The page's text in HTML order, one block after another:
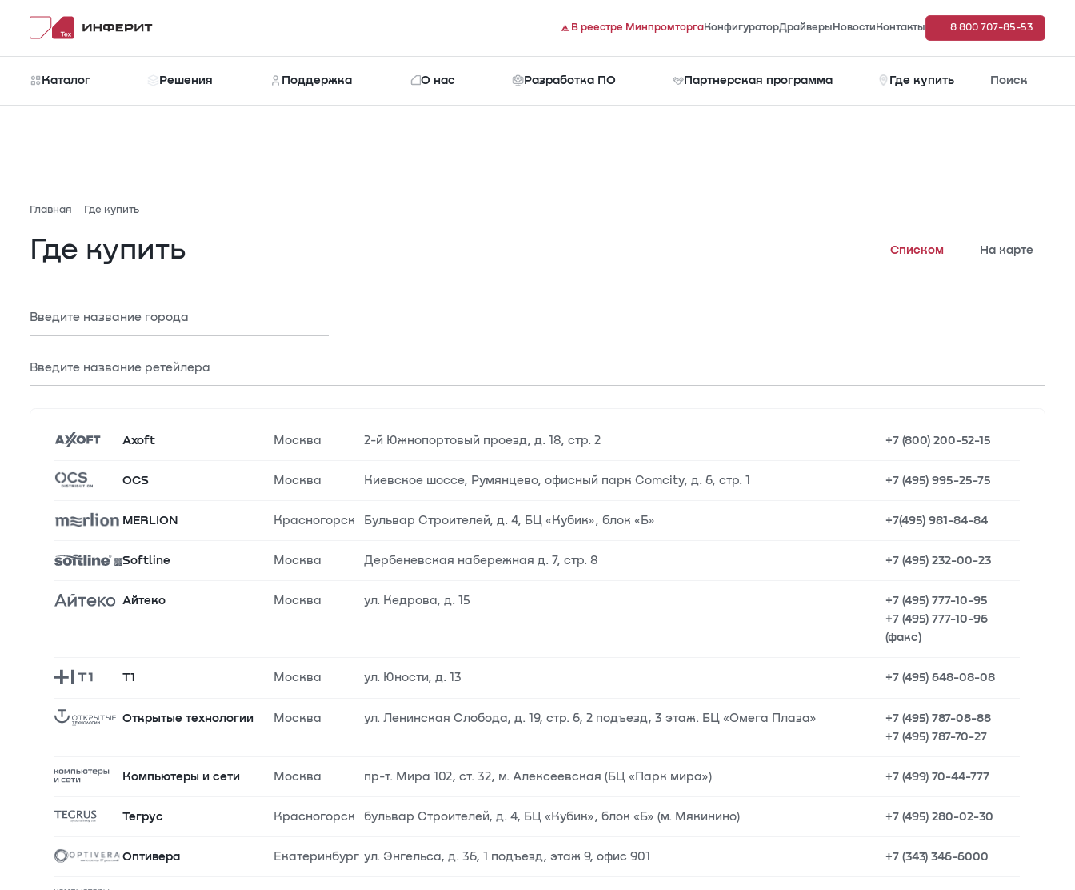
В реестре МинпромторгаКонфигураторДрайверы Новости Контакты 8 800 707-85-53
Каталог Решения Поддержка О нас Разработка ПО Партнерская программа Где купить Поиск
Главная Где купить
Где купить Списком На карте
Введите название города
Введите название ретейлера
Axoft Москва 2-й Южнопортовый проезд, д. 18, стр. 2 +7 (800) 200-52-15
OCS Москва Киевское шоссе, Румянцево, офисный парк Comcity, д. 6, стр. 1 +7 (495) 995-25-75
MERLION Красногорск Бульвар Строителей, д. 4, БЦ «Кубик», блок «Б» +7(495) 981-84-84
Softline Москва Дербеневская набережная д. 7, стр. 8 +7 (495) 232-00-23
Айтеко Москва ул. Кедрова, д. 15
+7 (495) 777-10-95
+7 (495) 777-10-96
(факс)
T1 Москва ул. Юности, д. 13 +7 (495) 648-08-08
Открытые технологии Москва ул. Ленинская Слобода, д. 19, стр. 6, 2 подъезд, 3 этаж. БЦ «Омега Плаза»
+7 (495) 787-08-88
+7 (495) 787-70-27
Компьютеры и сети Москва пр-т. Мира 102, ст. 32, м. Алексеевская (БЦ «Парк мира») +7 (499) 70-44-777
Тегрус Красногорск бульвар Строителей, д. 4, БЦ «Кубик», блок «Б» (м. Мякинино) +7 (495) 280-02-30
Оптивера Екатеринбург ул. Энгельса, д. 36, 1 подъезд, этаж 9, офис 901 +7 (343) 346-6000